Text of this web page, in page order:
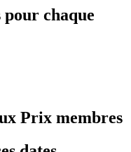
pour chaque
Prix membres